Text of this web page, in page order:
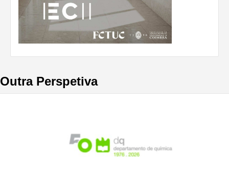
Outra Perspetiva